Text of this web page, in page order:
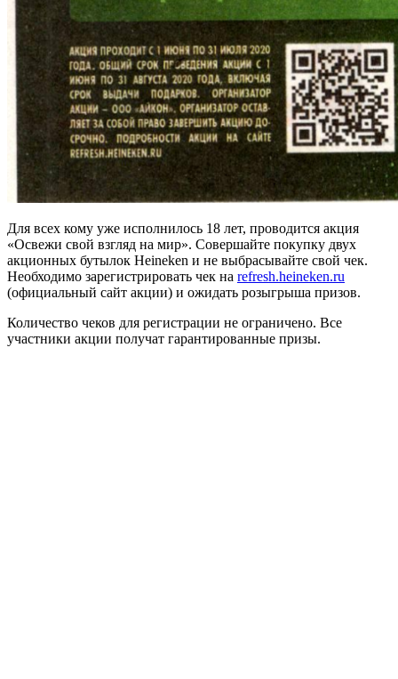
Для всех кому уже исполнилось 18 лет, проводится акция
«Освежи свой взгляд на мир». Совершайте покупку двух
акционных бутылок Heineken и не выбрасывайте свой чек.
Необходимо зарегистрировать чек на refresh.heineken.ru
(официальный сайт акции) и ожидать розыгрыша призов.
Количество чеков для регистрации не ограничено. Все
участники акции получат гарантированные призы.